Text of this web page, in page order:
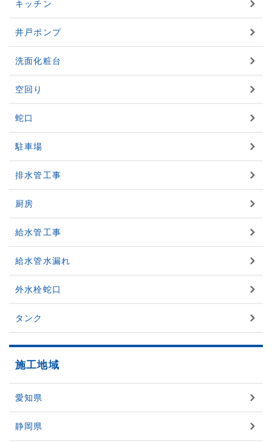
キッチン
井戸ポンプ
洗面化粧台
空回り
蛇口
駐車場
排水管工事
厨房
給水管工事
給水管水漏れ
外水栓蛇口
タンク
施工地域
愛知県
静岡県